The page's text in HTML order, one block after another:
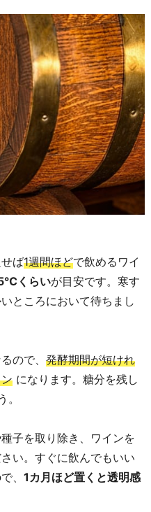
ば1週間ほどで飲めるワイ
くらいが目安です。寒す
ところにおいて待ちまし
ので、 発酵期間が短けれ
になります。糖分を残し
子を取り除き、ワインを
い。すぐに飲んでもいい
、 1カ月ほど置くと透明感